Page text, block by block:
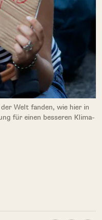
Welt fanden, wie hier in
für einen besseren Klima-